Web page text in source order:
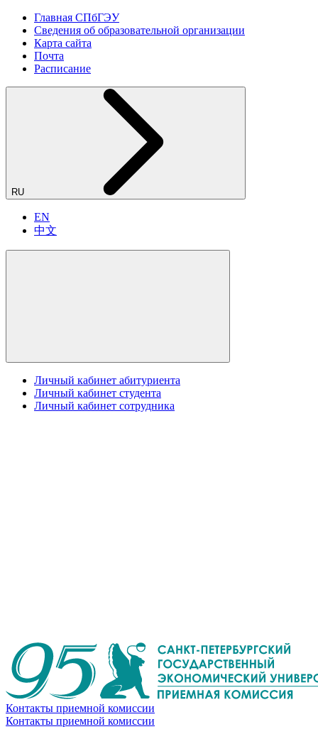
Главная СПбГЭУ
Сведения об образовательной организации
Карта сайта
Почта
Расписание
RU
EN
中文
Личный кабинет абитуриента
Личный кабинет студента
Личный кабинет сотрудника
Контакты приемной комиссии
Контакты приемной комиссии